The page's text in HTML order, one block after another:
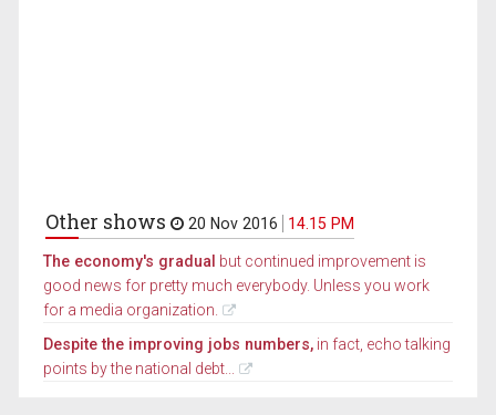
Other shows 20 Nov 2016 14.15 PM
The economy's gradual but continued improvement is
good news for pretty much everybody. Unless you work
for a media organization.
Despite the improving jobs numbers, in fact, echo talking
points by the national debt...